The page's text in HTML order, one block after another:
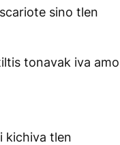
sino tlen
tonavak iva amo
kichiva tlen